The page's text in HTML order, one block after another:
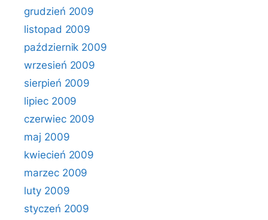
grudzień 2009
listopad 2009
październik 2009
wrzesień 2009
sierpień 2009
lipiec 2009
czerwiec 2009
maj 2009
kwiecień 2009
marzec 2009
luty 2009
styczeń 2009